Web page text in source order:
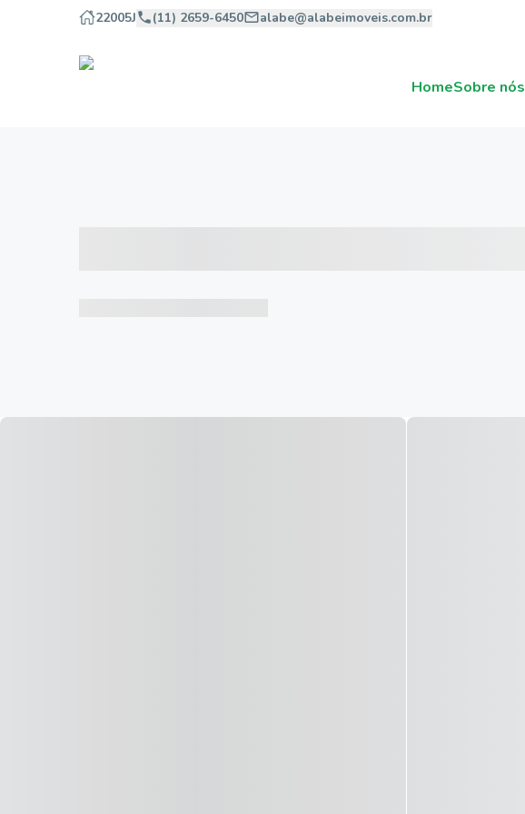
22005J (11) 2659-6450 alabe@alabeimoveis.com.br
HomeSobre nós